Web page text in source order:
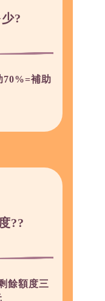
?
70%=補助
??
餘額度三